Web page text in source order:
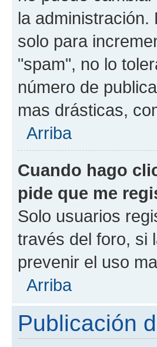
la administración.
solo para
"spam", no lo
número de
mas drásticas,
Arriba
Cuando hago
pide que me
Solo usuarios
través del foro, si
prevenir el uso
Arriba
Publicación